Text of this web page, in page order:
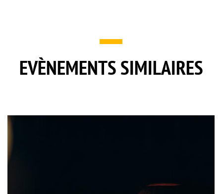
EVÈNEMENTS SIMILAIRES